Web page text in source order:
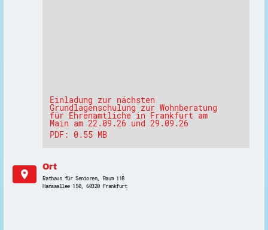
Einladung zur nächsten
Grundlagenschulung zur Wohnberatung
für Ehrenamtliche in Frankfurt am
Main am 22.09.26 und 29.09.26
PDF: 0.55 MB
location_on
Ort
Rathaus für Senioren, Raum 118
Hansaallee 150, 60320 Frankfurt